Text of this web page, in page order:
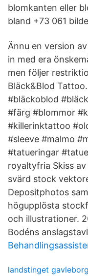
blomkanten eller
bland +73 061
Ännu en version
in med era
men följer
Bläck&Blod
#bläckoblod
#färg #blommor
#killerinktattoo
#sleeve #malmo
#tatueringar
royaltyfria Skiss
svärd stock
Depositphotos
högupplösta
och illustrationer.
Bodéns
landstinget